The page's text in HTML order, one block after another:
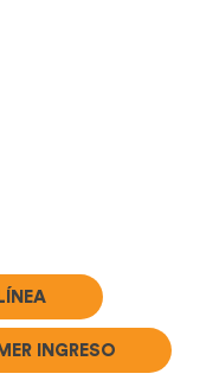
INGRESO